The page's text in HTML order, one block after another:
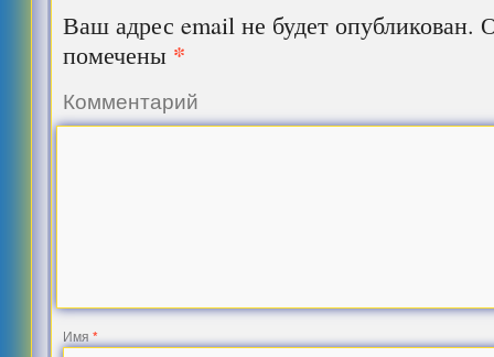
Ваш адрес email не будет опубликован.
помечены *
Комментарий
Имя*